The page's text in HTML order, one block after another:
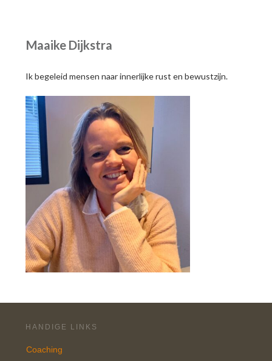
Maaike Dijkstra
Ik begeleid mensen naar innerlijke rust en bewustzijn.
HANDIGE LINKS
Coaching